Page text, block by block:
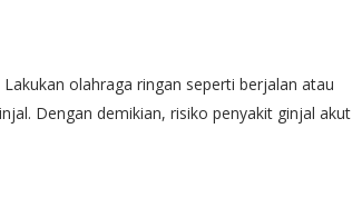
olahraga ringan seperti berjalan atau
Dengan demikian, risiko penyakit ginjal akut